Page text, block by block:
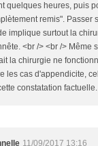
quelques heures, puis
remis". Passer
implique surtout la
<br /> <br /> Même
la chirurgie ne
les cas d'appendicite,
constatation factuelle.
11/09/2017 13:16